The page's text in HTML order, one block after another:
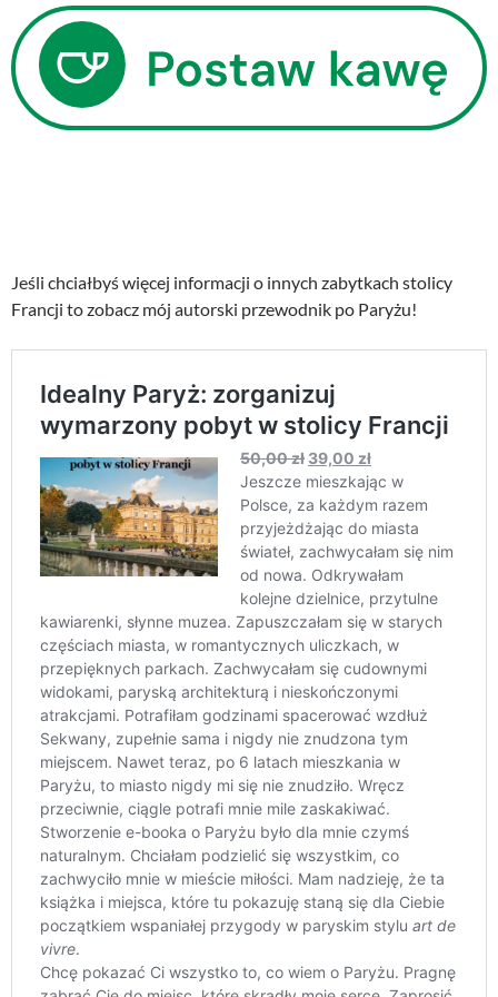
Jeśli chciałbyś więcej informacji o innych zabytkach stolicy
Francji to zobacz mój autorski przewodnik po Paryżu!